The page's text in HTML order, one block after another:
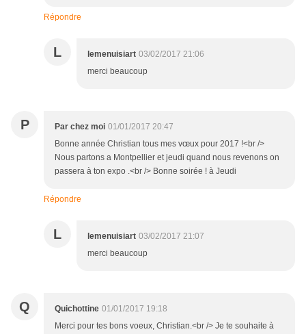
Répondre
L lemenuisiart 03/02/2017 21:06
merci beaucoup
P Par chez moi 01/01/2017 20:47
Bonne année Christian tous mes vœux pour 2017 !<br />
Nous partons a Montpellier et jeudi quand nous revenons on
passera à ton expo .<br /> Bonne soirée ! à Jeudi
Répondre
L lemenuisiart 03/02/2017 21:07
merci beaucoup
Q Quichottine 01/01/2017 19:18
Merci pour tes bons voeux, Christian.<br /> Je te souhaite à